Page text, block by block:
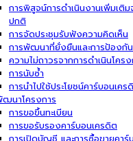
การพิสูจน์การดำเนินงานเพิ่มเติ
ปกติ
การจัดประชุมรับฟังความคิดเห็น
การพัฒนาที่ยั่งยืนและการป้องกั
ความไม่ถาวรจากการดำเนินโคร
การนับซ้ำ
การนำไปใช้ประโยชน์คาร์บอนเคร
ฒนาโครงการ
การขอขึ้นทะเบียน
การขอรับรองคาร์บอนเครดิต